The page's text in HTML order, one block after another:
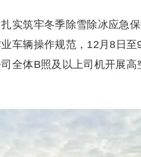
实筑牢冬季除雪除冰应急
车辆操作规范，12月8日
全体B照及以上司机开展高